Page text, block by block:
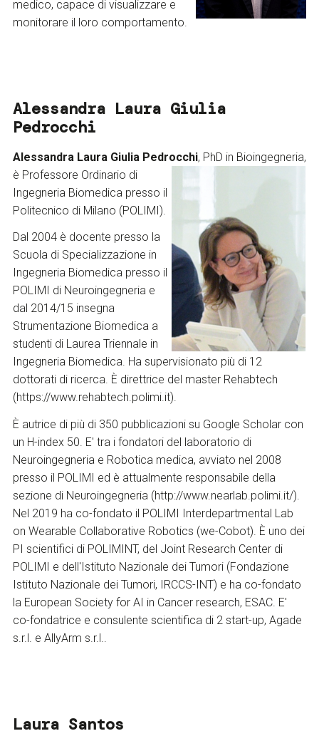
medico, capace di visualizzare e
monitorare il loro comportamento.
Alessandra Laura Giulia
Pedrocchi
Alessandra Laura Giulia Pedrocchi, PhD in Bioingegneria,
è Professore Ordinario di
Ingegneria Biomedica presso il
Politecnico di Milano (POLIMI).
Dal 2004 è docente presso la
Scuola di Specializzazione in
Ingegneria Biomedica presso il
POLIMI di Neuroingegneria e
dal 2014/15 insegna
Strumentazione Biomedica a
studenti di Laurea Triennale in
Ingegneria Biomedica. Ha supervisionato più di 12
dottorati di ricerca. È direttrice del master Rehabtech
(https://www.rehabtech.polimi.it).
È autrice di più di 350 pubblicazioni su Google Scholar con
un H-index 50. E' tra i fondatori del laboratorio di
Neuroingegneria e Robotica medica, avviato nel 2008
presso il POLIMI ed è attualmente responsabile della
sezione di Neuroingegneria (http://www.nearlab.polimi.it/).
Nel 2019 ha co-fondato il POLIMI Interdepartmental Lab
on Wearable Collaborative Robotics (we-Cobot). È uno dei
PI scientifici di POLIMINT, del Joint Research Center di
POLIMI e dell'Istituto Nazionale dei Tumori (Fondazione
Istituto Nazionale dei Tumori, IRCCS-INT) e ha co-fondato
la European Society for AI in Cancer research, ESAC. E'
co-fondatrice e consulente scientifica di 2 start-up, Agade
s.r.l. e AllyArm s.r.l..
Laura Santos